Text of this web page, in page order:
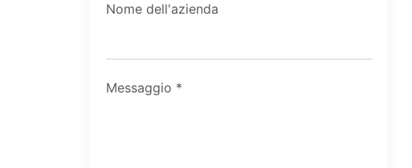
Nome dell'azienda
Messaggio *